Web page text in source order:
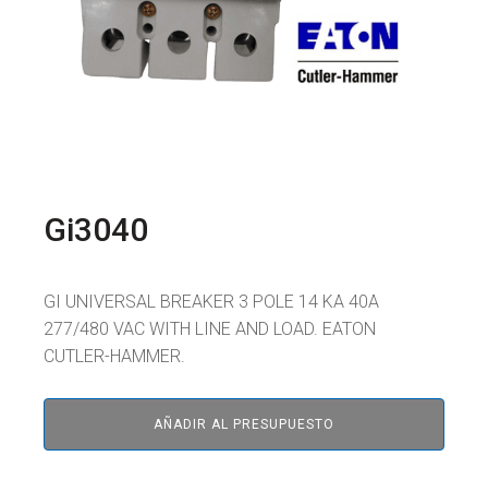
Gi3040
GI UNIVERSAL BREAKER 3 POLE 14 KA 40A
277/480 VAC WITH LINE AND LOAD. EATON
CUTLER-HAMMER.
AÑADIR AL PRESUPUESTO